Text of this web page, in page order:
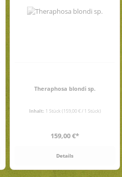
Theraphosa blondi sp.
Inhalt: 1 Stück (159,00 € / 1 Stück)
Regulärer Preis:
159,00 €*
Details